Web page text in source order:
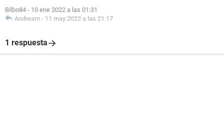
Bilbo84 - 10 ene 2022 a las 01:31
Andream - 11 may 2022 a las 21:17
1 respuesta